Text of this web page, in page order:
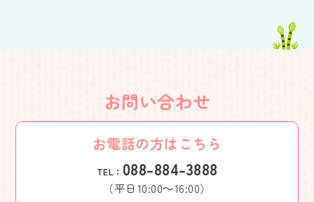
お問い合わせ
お電話の方はこちら
TEL： 088-884-3888
（平日10:00～16:00）